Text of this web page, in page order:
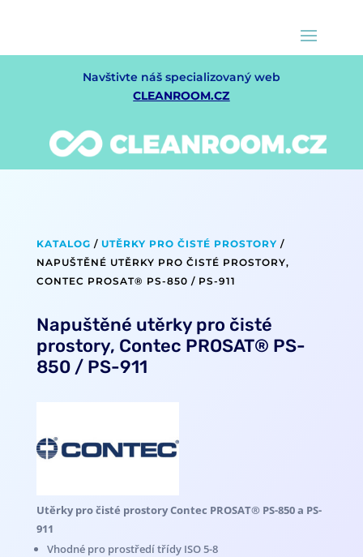
Navštivte náš specializovaný web
CLEANROOM.CZ
KATALOG / UTĚRKY PRO ČISTÉ PROSTORY /
NAPUŠTĚNÉ UTĚRKY PRO ČISTÉ PROSTORY,
CONTEC PROSAT® PS-850 / PS-911
Napuštěné utěrky pro čisté
prostory, Contec PROSAT® PS-
850 / PS-911
Utěrky pro čisté prostory Contec PROSAT® PS-850 a PS-
911
Vhodné pro prostředí třídy ISO 5-8